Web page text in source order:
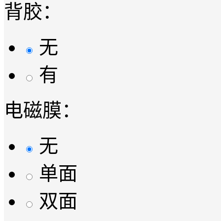
背胶：
无
有
电磁膜：
无
单面
双面